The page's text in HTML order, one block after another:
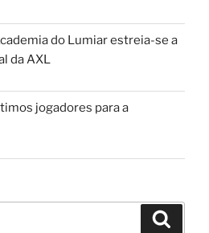
do Lumiar estreia-se a
da AXL
jogadores para a